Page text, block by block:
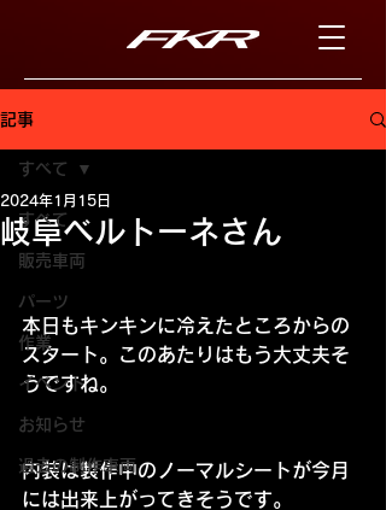
記事
すべて
販売車両
パーツ
作業
イベント
お知らせ
過去の制作車両
すべて
岐阜ベルトーネさん
2024年1月15日
本日もキンキンに冷えたところからの
スタート。このあたりはもう大丈夫そ
うですね。
内装は製作中のノーマルシートが今月
には出来上がってきそうです。